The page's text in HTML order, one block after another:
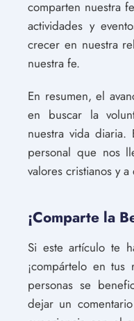
comparten nuestra
actividades y
crecer en nuestra
nuestra fe.
En resumen, el
en buscar la
nuestra vida diaria.
personal que nos
valores cristianos y
¡Comparte la
Si este artículo te
¡compártelo en
personas se
dejar un